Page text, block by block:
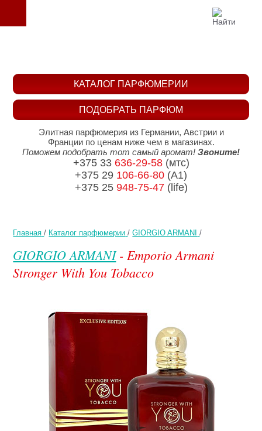
Главная / Каталог парфюмерии /GIORGIO ARMANI /
GIORGIO ARMANI- Emporio Armani
Stronger With You Tobacco
ПОДОБРАТЬ ПАРФЮМ
КАТАЛОГ ПАРФЮМЕРИИ
Элитная парфюмерия из Германии, Австрии и
Франции по ценам ниже чем в магазинах.
Поможем подобрать тот самый аромат! Звоните!
+375 33 636-29-58(мтс)
+375 29 106-66-80 (A1)
+375 25 948-75-47(life)